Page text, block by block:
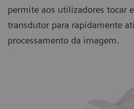
permite aos utilizadores tocar
transdutor para rapidamente
processamento da imagem.